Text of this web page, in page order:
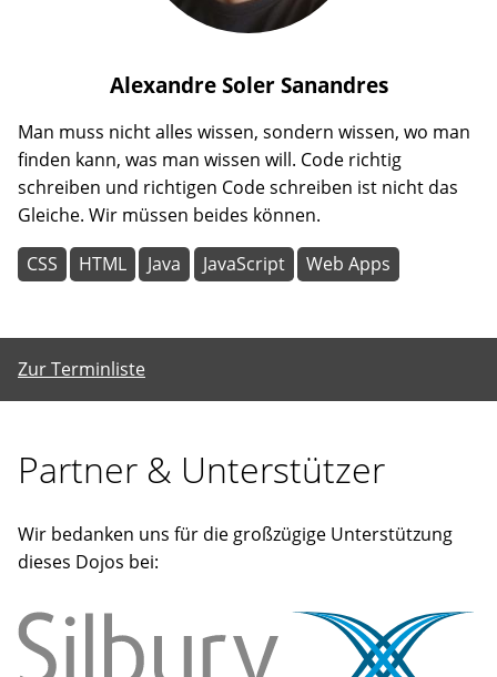
Alexandre Soler Sanandres
Man muss nicht alles wissen, sondern wissen, wo man
finden kann, was man wissen will. Code richtig
schreiben und richtigen Code schreiben ist nicht das
Gleiche. Wir müssen beides können.
CSS HTML Java JavaScript Web Apps
Zur Terminliste
Partner & Unterstützer
Wir bedanken uns für die großzügige Unterstützung
dieses Dojos bei: